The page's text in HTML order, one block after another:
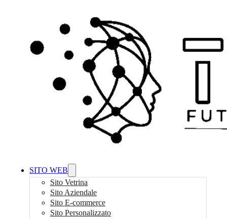
SITO WEB
Sito Vetrina
Sito Aziendale
Sito E-commerce
Sito Personalizzato